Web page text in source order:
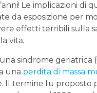
Le implicazioni di
da esposizione per
effetti terribili sulla
vita.
sindrome geriatrica
una perdita di massa
Il termine fu proposto